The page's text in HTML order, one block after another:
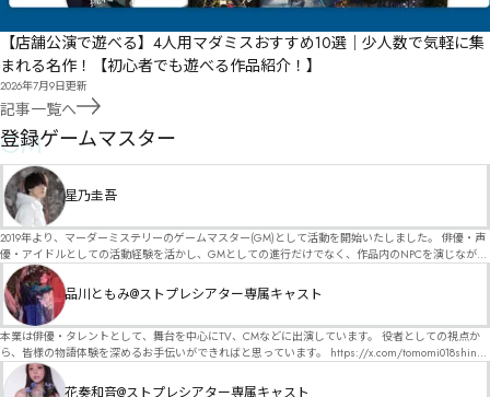
【店舗公演で遊べる】4人用マダミスおすすめ10選｜少人数で気軽に集
まれる名作！【初心者でも遊べる作品紹介！】
2026年7月9日更新
記事一覧へ
GM
登録ゲームマスター
星乃圭吾
2019年より、マーダーミステリーのゲームマスター(GM)として活動を開始いたしました。 俳優・声
優・アイドルとしての活動経験を活かし、GMとしての進行だけでなく、作品内のNPCを演じなが
ら、お客様に物語の世界へ入り込んでいただくような演出・サービスを得意としています。 自分自
身でも作品制作を行っているので、作家さんが作品に込めた想いや意図を大切にしながら、その作
品の魅力をお客様に届けられるような公演を心がけています。 参加してくださる皆様がどんなエン
ディングを迎えるのか、どんな物語が生まれるのかを想像しながら、公演を進めていく時間が本当
に大好きです！ 対応可能作品は、オフライン（対面）作品のみとなります。 得意分野をひとつ挙げ
るなら恋愛もの（恋愛要素を含むシナリオ）ですが、ファンタジー、デスゲーム、青春ものなど、
ジャンルを問わず幅広く対応可能です！お任せください！ 《所属団体・店舗》 ★ Lanbelysma -ラン
ビリズマ- (代表・制作・GM) ★ ストーリープレイングシアター (GM) ★ フィネガンズ ウェイク
品川ともみ@ストプレシアター専属キャスト
本業は俳優・タレントとして、舞台を中心にTV、CMなどに出演しています。 役者としての視点か
ら、皆様の物語体験を深めるお手伝いができればと思っています。 https://x.com/tomomi018shin?
s=11 活動内容はSNSにて投稿しています。 SPT所属。 ストーリープレイングシアター「星詠みの
標」にてGMデビュー。 ボードゲーム×体感型演劇 イマーシブカフェ「コアクト」(不定期開催)出
花奏和音@ストプレシアター専属キャスト